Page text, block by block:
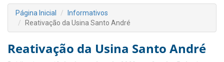
Página Inicial
Informativos
Reativação da Usina Santo André
Reativação da Usina Santo André